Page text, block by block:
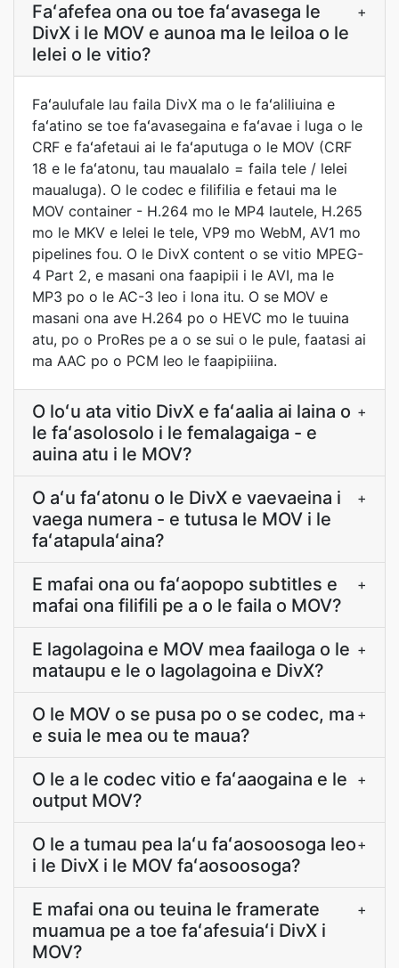
Faʻafefea ona ou toe faʻavasega le
DivX i le MOV e aunoa ma le leiloa o le
lelei o le vitio?
+
Faʻaulufale lau faila DivX ma o le faʻaliliuina e
faʻatino se toe faʻavasegaina e faʻavae i luga o le
CRF e faʻafetaui ai le faʻaputuga o le MOV (CRF
18 e le faʻatonu, tau maualalo = faila tele / lelei
maualuga). O le codec e filifilia e fetaui ma le
MOV container - H.264 mo le MP4 lautele, H.265
mo le MKV e lelei le tele, VP9 mo WebM, AV1 mo
pipelines fou. O le DivX content o se vitio MPEG-
4 Part 2, e masani ona faapipii i le AVI, ma le
MP3 po o le AC-3 leo i lona itu. O se MOV e
masani ona ave H.264 po o HEVC mo le tuuina
atu, po o ProRes pe a o se sui o le pule, faatasi ai
ma AAC po o PCM leo le faapipiiina.
O loʻu ata vitio DivX e faʻaalia ai laina o
le faʻasolosolo i le femalagaiga - e
auina atu i le MOV?
+
O aʻu faʻatonu o le DivX e vaevaeina i
vaega numera - e tutusa le MOV i le
faʻatapulaʻaina?
+
E mafai ona ou faʻaopopo subtitles e
mafai ona filifili pe a o le faila o MOV?
+
E lagolagoina e MOV mea faailoga o le
mataupu e le o lagolagoina e DivX?
+
O le MOV o se pusa po o se codec, ma
e suia le mea ou te maua?
+
O le a le codec vitio e faʻaaogaina e le
output MOV?
+
O le a tumau pea laʻu faʻaosoosoga leo
i le DivX i le MOV faʻaosoosoga?
+
E mafai ona ou teuina le framerate
muamua pe a toe faʻafesuiaʻi DivX i
MOV?
+